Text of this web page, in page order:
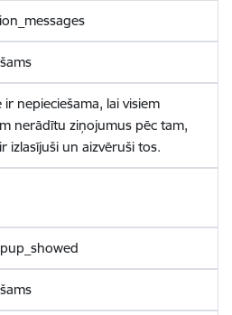
ir nepieciešama, lai visiem
nerādītu ziņojumus pēc tam,
izlasījuši un aizvēruši tos.